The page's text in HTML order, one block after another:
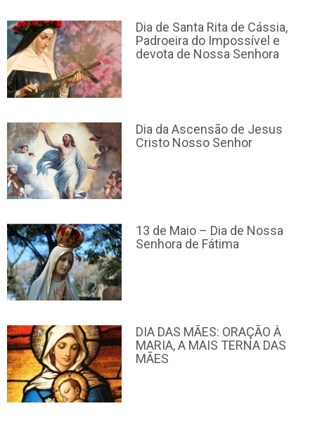
Dia de Santa Rita de Cássia,
Padroeira do Impossível e
devota de Nossa Senhora
Dia da Ascensão de Jesus
Cristo Nosso Senhor
13 de Maio – Dia de Nossa
Senhora de Fátima
DIA DAS MÃES: ORAÇÃO À
MARIA, A MAIS TERNA DAS
MÃES